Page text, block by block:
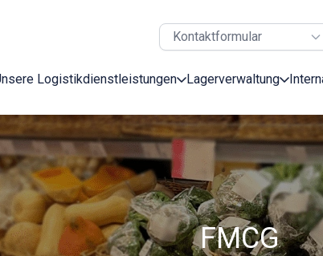
Kontaktformular
Logistikdienstleistungen Lagerverwaltung
FMCG